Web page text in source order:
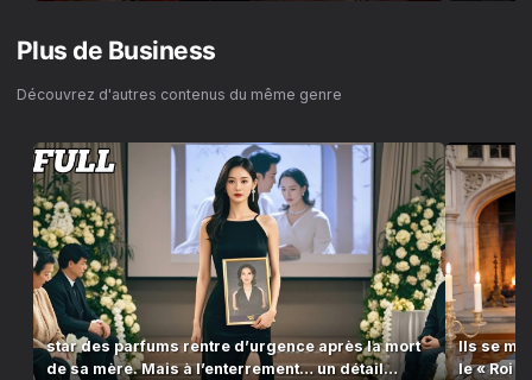
Plus de Business
Découvrez d'autres contenus du même genre
star des parfums rentre d’urgence après la mort
de sa mère. Mais à l’enterrement… un détail
Ils se
le « Roi